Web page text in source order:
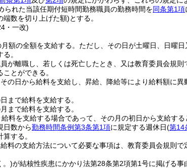
られた当該任期付短時間勤務職員の勤務時間を同条第1項
端数を切り上げた額)とする。
・一改)
額の全額を支給する。 ただし、その日が土曜日、日曜日
。
が離職し、若しくは死亡したとき、又は教育委員会規
とができる。
の日から給料を支給し、昇給、降給等により給料額に
まで給料を支給する。
まで給料を支給する。
料を支給する場合であって、その月の初日から支給す
日数から勤務時間条例第3条第1項に規定する週休日(第14
する。
料の支給方法について必要な事項は、教育委員会規則で
。)が結核性疾患にかかり法第28条第2項第1号に掲げる